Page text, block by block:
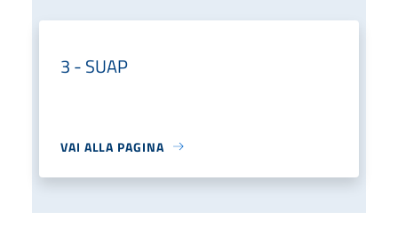
3 - SUAP
VAI ALLA PAGINA